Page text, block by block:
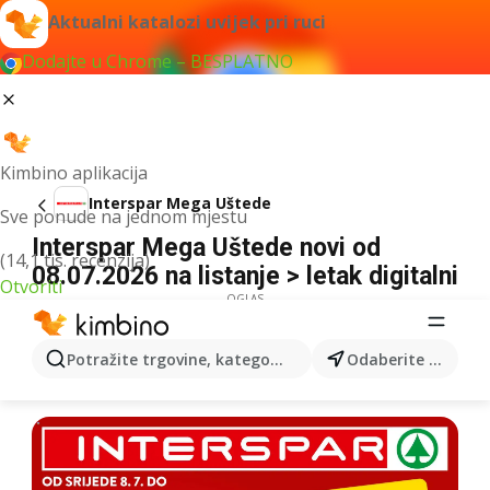
Aktualni katalozi uvijek pri ruci
Dodajte u Chrome – BESPLATNO
Kimbino aplikacija
Sve ponude na jednom mjestu
(14,1 tis. recenzija)
Otvoriti
Potražite trgovine, kategorije, proizvode... Odaberite grad
Interspar Mega Uštede
Interspar Mega Uštede novi od
08.07.2026 na listanje > letak digitalni
OGLAS